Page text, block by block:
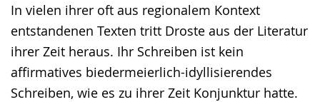
In vielen ihrer oft aus regionalem Kontext
entstandenen Texten tritt Droste aus der Literatur
ihrer Zeit heraus. Ihr Schreiben ist kein
affirmatives biedermeierlich-idyllisierendes
Schreiben, wie es zu ihrer Zeit Konjunktur hatte.